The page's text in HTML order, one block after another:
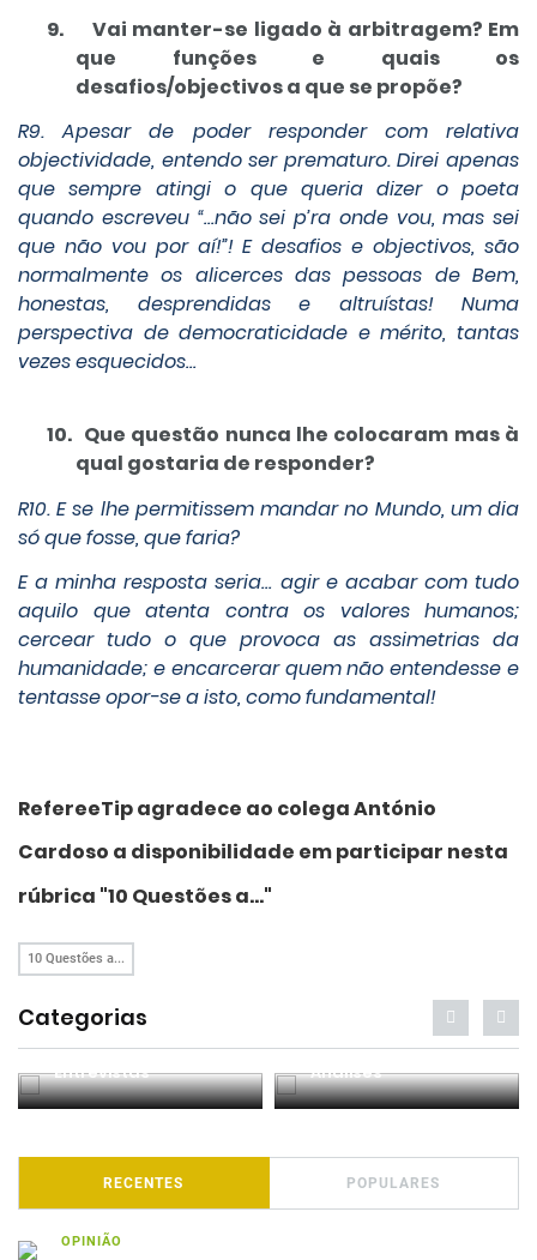
9.
Vai manter-se ligado à arbitragem? Em
que funções e quais os
desafios/objectivos a que se propõe?
R9. Apesar de poder responder com relativa
objectividade, entendo ser prematuro. Direi apenas
que sempre atingi o que queria dizer o poeta
quando escreveu “…não sei p’ra onde vou, mas sei
que não vou por aí!”! E desafios e objectivos, são
normalmente os alicerces das pessoas de Bem,
honestas, desprendidas e altruístas! Numa
perspectiva de democraticidade e mérito, tantas
vezes esquecidos…
10. Que questão nunca lhe colocaram mas à
qual gostaria de responder?
R10. E se lhe permitissem mandar no Mundo, um dia
só que fosse, que faria?
E a minha resposta seria… agir e acabar com tudo
aquilo que atenta contra os valores humanos;
cercear tudo o que provoca as assimetrias da
humanidade; e encarcerar quem não entendesse e
tentasse opor-se a isto, como fundamental!
RefereeTip agradece ao colega António
Cardoso a disponibilidade em participar nesta
rúbrica "10 Questões a..."
10 Questões a...
Categorias
Entrevistas Análises
RECENTES POPULARES
OPINIÃO